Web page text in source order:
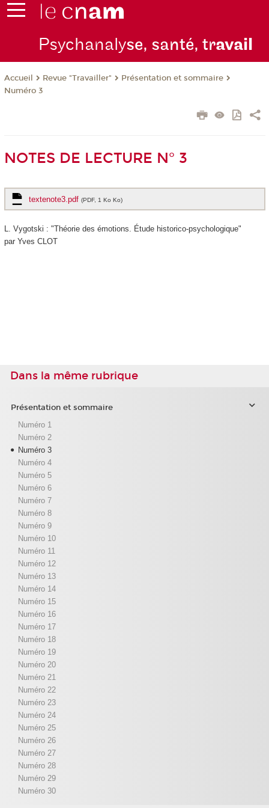
Psychanalyse, santé, travail
Accueil Revue "Travailler"
Présentation et sommaire
Numéro 3
NOTES DE LECTURE N° 3
textenote3.pdf (PDF, 1 Ko Ko)
L. Vygotski : "Théorie des émotions. Étude historico-psychologique"
par Yves CLOT
Dans la même rubrique
Présentation et sommaire
Numéro 1
Numéro 2
Numéro 3
Numéro 4
Numéro 5
Numéro 6
Numéro 7
Numéro 8
Numéro 9
Numéro 10
Numéro 11
Numéro 12
Numéro 13
Numéro 14
Numéro 15
Numéro 16
Numéro 17
Numéro 18
Numéro 19
Numéro 20
Numéro 21
Numéro 22
Numéro 23
Numéro 24
Numéro 25
Numéro 26
Numéro 27
Numéro 28
Numéro 29
Numéro 30